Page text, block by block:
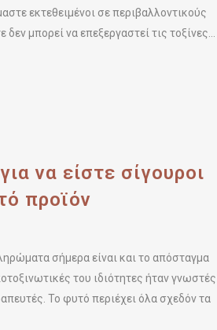
εκτεθειμένοι σε περιβαλλοντικούς
μπορεί να επεξεργαστεί τις τοξίνες...
να είστε σίγουροι
προϊόν
σήμερα είναι και το απόσταγμα
του ιδιότητες ήταν γνωστές
Το φυτό περιέχει όλα σχεδόν τα